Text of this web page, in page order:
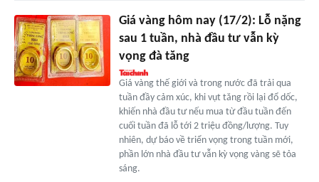
Giá vàng hôm nay (17/2): Lỗ nặng
sau 1 tuần, nhà đầu tư vẫn kỳ
vọng đà tăng
Giá vàng thế giới và trong nước đã trải qua
tuần đầy cảm xúc, khi vụt tăng rồi lại đổ dốc,
khiến nhà đầu tư nếu mua từ đầu tuần đến
cuối tuần đã lỗ tới 2 triệu đồng/lượng. Tuy
nhiên, dự báo về triển vọng trong tuần mới,
phần lớn nhà đầu tư vẫn kỳ vọng vàng sẽ tỏa
sáng.